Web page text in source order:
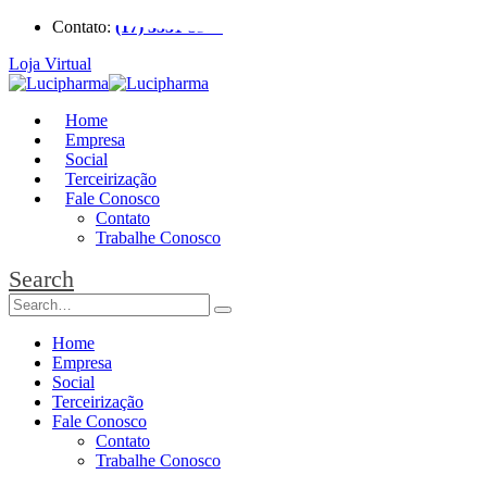
Contato: (17) 3531-3366
Loja Virtual
Home
Empresa
Social
Terceirização
Fale Conosco
Contato
Trabalhe Conosco
Search
Home
Empresa
Social
Terceirização
Fale Conosco
Contato
Trabalhe Conosco